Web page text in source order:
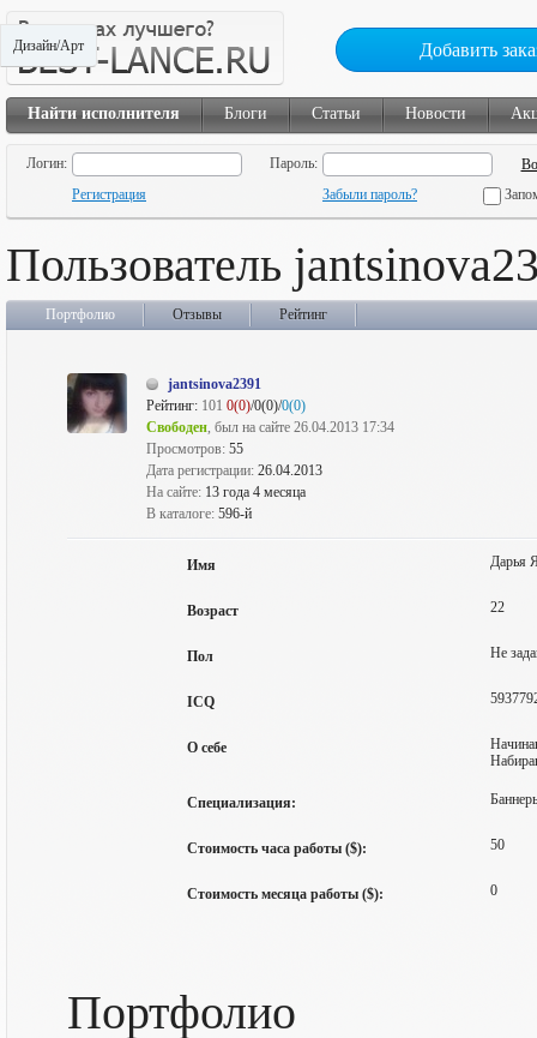
Добавить
Найти исполнителя Блоги Статьи Новости
Логин:
Пароль:
Регистрация
Забыли пароль?
Пользователь
Портфолио Отзывы Рейтинг
jantsinova2391
Рейтинг: 101 0(0)/0(0)/0(0)
Свободен, был на сайте 26.04.2013 17:34
Просмотров: 55
Дата регистрации: 26.04.2013
На сайте: 13 года 4 месяца
В каталоге: 596-й
Дизайн/Арт
Имя Дарья
Возраст 22
Пол Не
ICQ
О себе
Специализация:
Стоимость часа работы ($): 50
Стоимость месяца работы ($): 0
Портфолио